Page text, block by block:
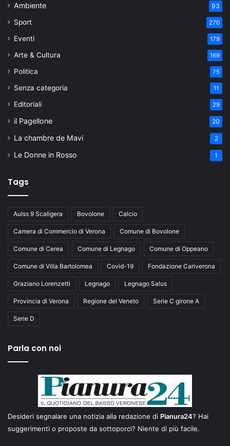
Ambiente 93
Sport 270
Eventi 179
Arte & Cultura 169
Politica 75
Senza categoria 11
Editoriali 29
il Pagellone 20
La chambre de Mavi 2
Le Donne in Rosso 1
Tags
Aulss 9 Scaligera Bovolone Calcio
Camera di Commercio di Verona Comune di Bovolone
Comune di Cerea Comune di Legnago Comune di Oppeano
Comune di Villa Bartolomea Covid-19 Fondazione Cariverona
Graziano Lorenzetti Legnago Legnago Salus
Provincia di Verona Regione del Veneto Serie C girone A
Serie D
Parla con noi
Desideri segnalare una notizia alla redazione di Pianura24? Hai
suggerimenti o proposte da sottoporci? Niente di più facile.